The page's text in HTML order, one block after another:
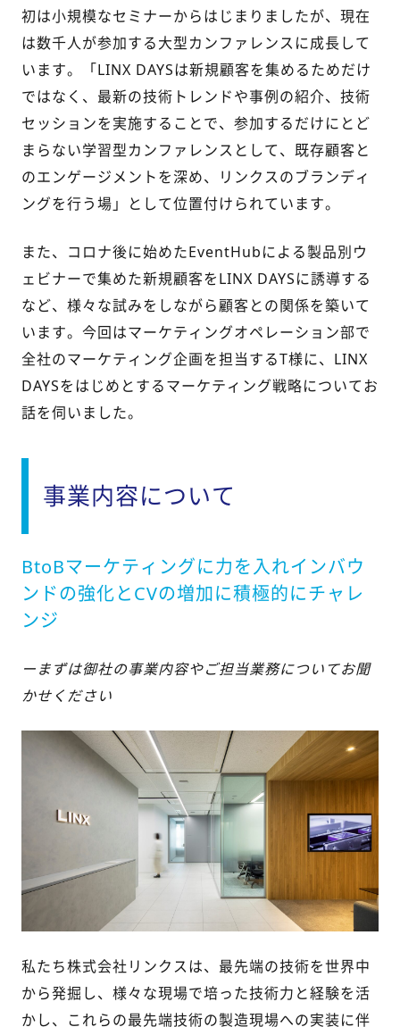
初は小規模なセミナーからはじまりましたが、現在
は数千人が参加する大型カンファレンスに成長して
います。「LINX DAYSは新規顧客を集めるためだけ
ではなく、最新の技術トレンドや事例の紹介、技術
セッションを実施することで、参加するだけにとど
まらない学習型カンファレンスとして、既存顧客と
のエンゲージメントを深め、リンクスのブランディ
ングを行う場」として位置付けられています。
また、コロナ後に始めたEventHubによる製品別ウ
ェビナーで集めた新規顧客をLINX DAYSに誘導する
など、様々な試みをしながら顧客との関係を築いて
います。今回はマーケティングオペレーション部で
全社のマーケティング企画を担当するT様に、LINX
DAYSをはじめとするマーケティング戦略についてお
話を伺いました。
事業内容について
BtoBマーケティングに力を入れインバウ
ンドの強化とCVの増加に積極的にチャレ
ンジ
ーまずは御社の事業内容やご担当業務についてお聞
かせください
私たち株式会社リンクスは、最先端の技術を世界中
から発掘し、様々な現場で培った技術力と経験を活
かし、これらの最先端技術の製造現場への実装に伴